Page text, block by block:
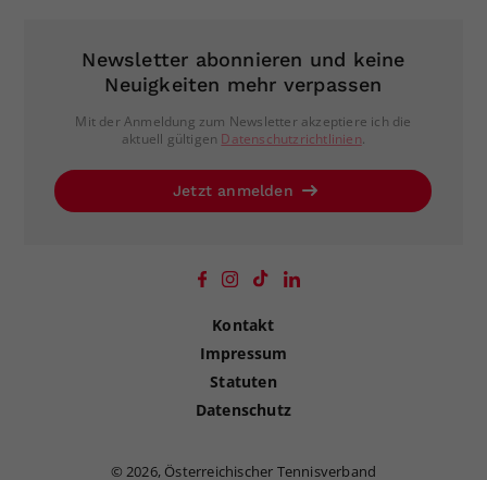
Newsletter abonnieren und keine
Neuigkeiten mehr verpassen
Mit der Anmeldung zum Newsletter akzeptiere ich die
aktuell gültigen Datenschutzrichtlinien.
Jetzt anmelden
Kontakt
Impressum
Statuten
Datenschutz
©2026, Österreichischer Tennisverband